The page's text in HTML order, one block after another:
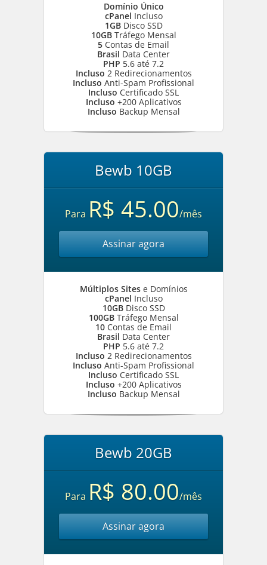
Domínio Único
cPanel Incluso
1GBDisco SSD
10GBTráfego Mensal
5 Contas de Email
Brasil Data Center
PHP 5.6 até 7.2
Incluso 2 Redirecionamentos
Incluso Anti-Spam Profissional
Incluso Certificado SSL
Incluso +200 Aplicativos
Incluso Backup Mensal
Bewb 10GB
Para R$ 45.00/mês
Assinar agora
Múltiplos Sitese Domínios
cPanel Incluso
10GBDisco SSD
100GBTráfego Mensal
10 Contas de Email
Brasil Data Center
PHP 5.6 até 7.2
Incluso 2 Redirecionamentos
Incluso Anti-Spam Profissional
Incluso Certificado SSL
Incluso +200 Aplicativos
Incluso Backup Mensal
Bewb 20GB
Para R$ 80.00/mês
Assinar agora